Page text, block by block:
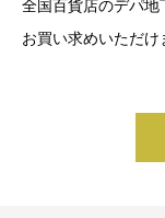
全国百貨店のデパ
お買い求めいただけ